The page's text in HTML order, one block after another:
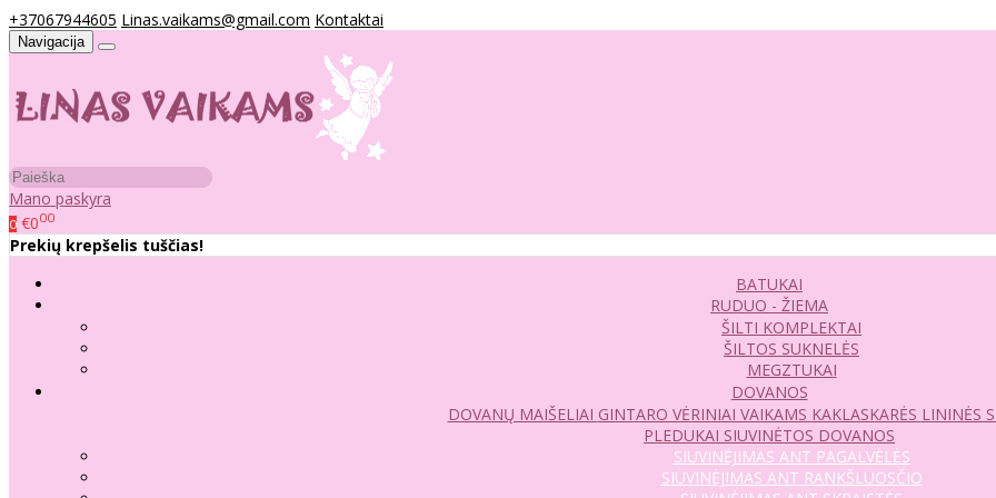
+37067944605 Linas.vaikams@gmail.com Kontaktai
Navigacija
Mano paskyra
0 €000
Prekių krepšelis tuščias!
BATUKAI
RUDUO - ŽIEMA
ŠILTI KOMPLEKTAI
ŠILTOS SUKNELĖS
MEGZTUKAI
DOVANOS
DOVANŲ MAIŠELIAI GINTARO VĖRINIAI VAIKAMS KAKLASKARĖS LININĖS
PLEDUKAI SIUVINĖTOS DOVANOS
SIUVINĖJIMAS ANT PAGALVĖLĖS
SIUVINĖJIMAS ANT RANKŠLUOSČIO